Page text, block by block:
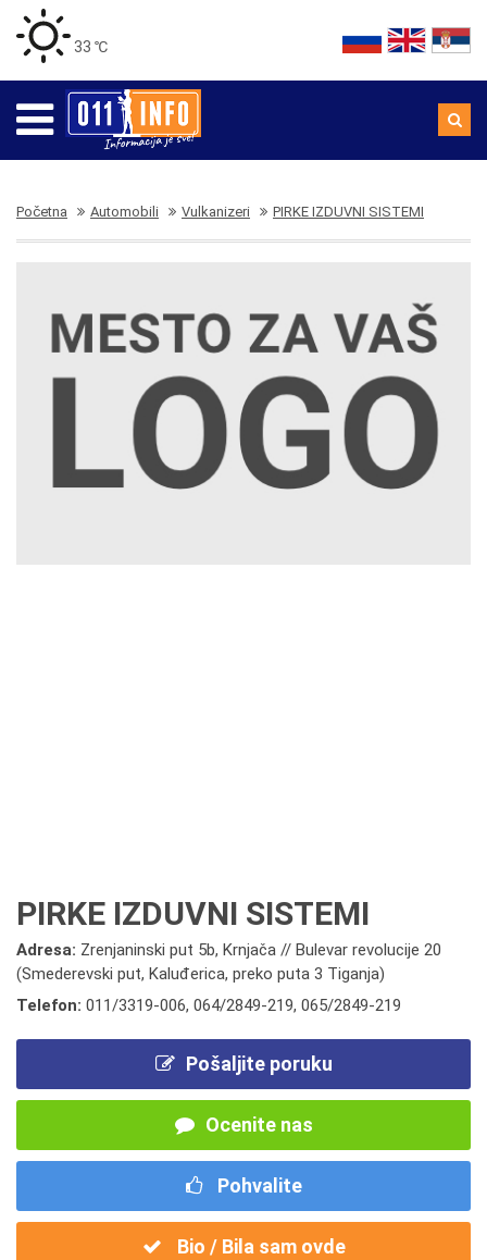
33 ℃
Početna Automobili Vulkanizeri PIRKE IZDUVNI SISTEMI
PIRKE IZDUVNI SISTEMI
Adresa: Zrenjaninski put 5b, Krnjača // Bulevar revolucije 20
(Smederevski put, Kaluđerica, preko puta 3 Tiganja)
Telefon: 011/3319-006, 064/2849-219, 065/2849-219
Pošaljite poruku
Ocenite nas
Pohvalite
Bio / Bila sam ovde